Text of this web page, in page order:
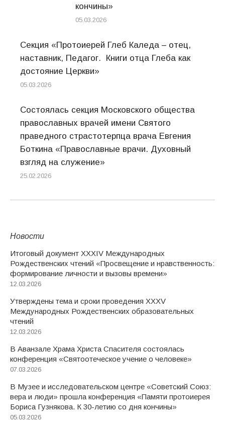
кончины»
05.03.2026
Секция «Протоиерей Глеб Каледа – отец,
наставник, Педагог. Книги отца Глеба как
достояние Церкви»
05.03.2026
Состоялась секция Московского общества
православных врачей имени Святого
праведного страстотерпца врача Евгения
Боткина «Православные врачи. Духовный
взгляд на служение»
25.02.2026
Новости
Итоговый документ XXХIV Международных
Рождественских чтений «Просвещение и нравственность:
формирование личности и вызовы времени»
12.03.2026
Утверждены тема и сроки проведения XXXV
Международных Рождественских образовательных
чтений
12.03.2026
В Аванзале Храма Христа Спасителя состоялась
конференция «Святоотеческое учение о человеке»
07.03.2026
В Музее и исследовательском центре «Советский Союз:
вера и люди» прошла конференция «Памяти протоиерея
Бориса Гузнякова. К 30-летию со дня кончины»
05.03.2026